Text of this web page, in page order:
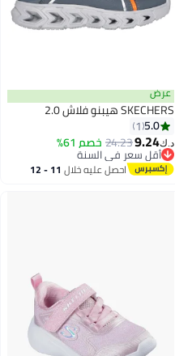
عرض
SKECHERS هيبنو فلاش 2.0
5.0
1
د.ك‏9.24
24.23خصم 61%
أقل سعر في السنة
أقل سعر في السنة
احصل عليه خلال 11 - 12
اغسطس